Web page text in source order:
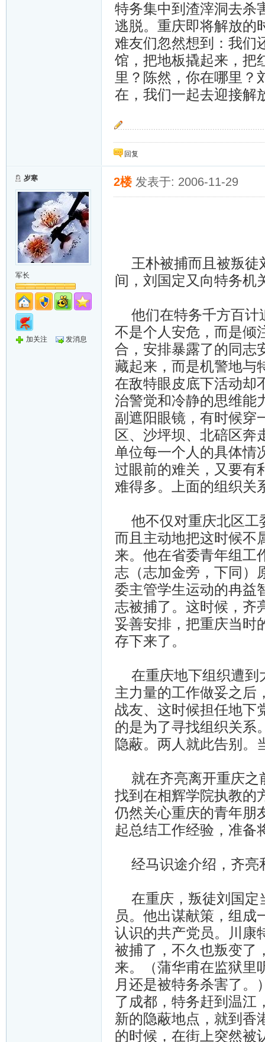
特务集中到渣滓洞去杀
逃脱。重庆即将解放的
难友们忽然想到：我们
馆，把地板撬起来，把
里？陈然，你在哪里
在，我们一起去迎接
“按预定计划，岁寒只能把大家送到这里，她
回复
岁寒
军长
加关注 发消息
2楼 发表于: 2006-11-29
王朴被捕而且被叛徒
间，刘国定又向特务机
他们在特务千方百计
不是个人安危，而是倾
合，安排暴露了的同志
藏起来，而是机警地与
在敌特眼皮底下活动却
治警觉和冷静的思维能
副遮阳眼镜，有时候穿
区、沙坪坝、北碚区奔
单位每一个人的具体情
过眼前的难关，又要有
难得多。上面的组织关
他不仅对重庆北区工
而且主动地把这时候不
来。他在省委青年组工
志（志加金旁，下同）
委主管学生运动的冉益
志被捕了。这时候，齐
妥善安排，把重庆当时
存下来了。
在重庆地下组织遭到
主力量的工作做妥之后
战友、这时候担任地下
的是为了寻找组织关系
隐蔽。两人就此告别。
就在齐亮离开重庆之
找到在相辉学院执教的
仍然关心重庆的青年朋
起总结工作经验，准备
经马识途介绍，齐亮
在重庆，叛徒刘国定
员。他出谋献策，组成
认识的共产党员。川康
被捕了，不久也叛变了
来。（蒲华甫在监狱里
月还是被特务杀害了。
了成都，特务赶到温江
新的隐蔽地点，就到香
的时候，在街上突然被